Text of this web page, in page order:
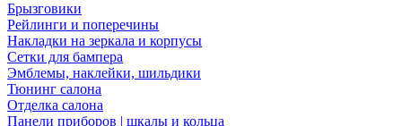
Брызговики
Рейлинги и поперечины
Накладки на зеркала и корпусы
Сетки для бампера
Эмблемы, наклейки, шильдики
Тюнинг салона
Отделка салона
Панели приборов | шкалы и кольца